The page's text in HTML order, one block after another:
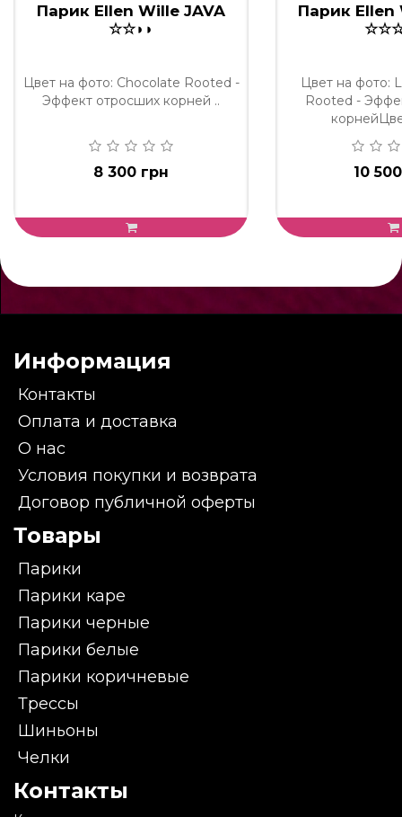
Парик Ellen Wille JAVA
☆☆◗◗
Цвет на фото: Chocolate Rooted -
Эффект отросших корней ..
8 300 грн
Парик Ellen
Цвет на фото:
Rooted -
10
Информация
Контакты
Оплата и доставка
О нас
Условия покупки и возврата
Договор публичной оферты
Товары
Парики
Парики каре
Парики черные
Парики белые
Парики коричневые
Трессы
Шиньоны
Челки
Контакты